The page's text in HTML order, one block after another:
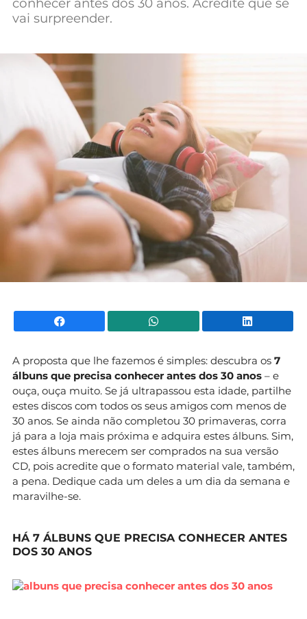
Mundial 2026
vai surpreender.
Facebook WhatsApp
A proposta que lhe fazemos é simples: descubra os 7
álbuns que precisa conhecer antes dos 30 anos – e
ouça, ouça muito. Se já ultrapassou esta idade, partilhe
estes discos com todos os seus amigos com menos de
30 anos. Se ainda não completou 30 primaveras, corra
já para a loja mais próxima e adquira estes álbuns. Sim,
estes álbuns merecem ser comprados na sua versão
CD, pois acredite que o formato material vale, também,
a pena. Dedique cada um deles a um dia da semana e
maravilhe-se.
HÁ 7 ÁLBUNS QUE PRECISA CONHECER ANTES
DOS 30 ANOS